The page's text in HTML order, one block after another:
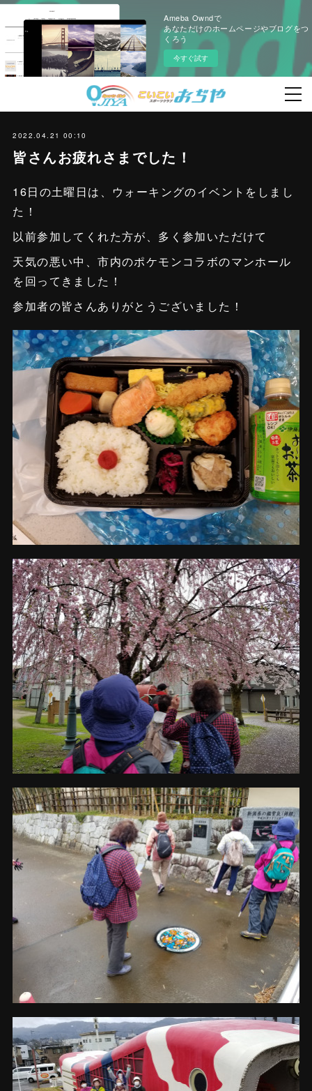
Ameba Owndで
あなただけのホームページやブログをつ
くろう
今すぐ試す
2022.04.21 00:10
皆さんお疲れさまでした！
16日の土曜日は、ウォーキングのイベントをしまし
た！
以前参加してくれた方が、多く参加いただけて
天気の悪い中、市内のポケモンコラボのマンホール
を回ってきました！
参加者の皆さんありがとうございました！